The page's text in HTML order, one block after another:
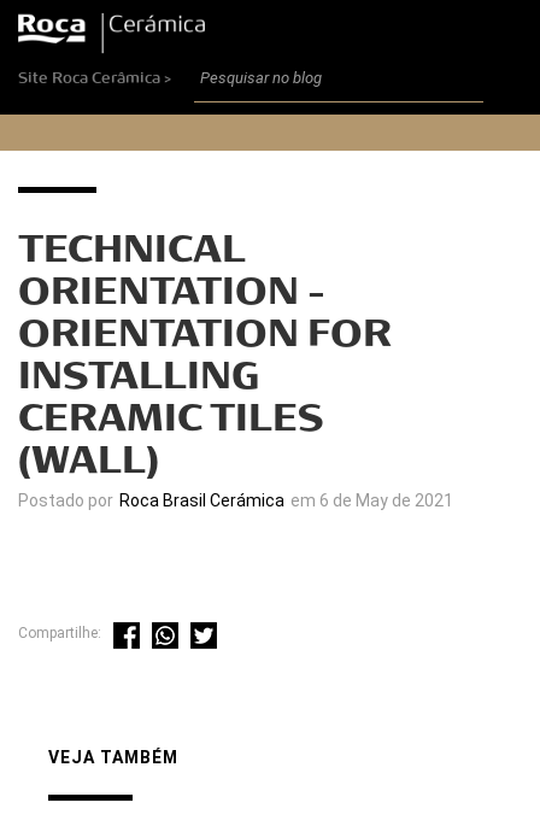
Site Roca Cerâmica >
TECHNICAL
ORIENTATION –
ORIENTATION FOR
INSTALLING
CERAMIC TILES
(WALL)
Postado por Roca Brasil Cerámica em 6 de May de 2021
Compartilhe:
VEJA TAMBÉM